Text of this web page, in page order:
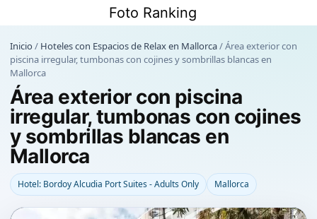
contenido
Foto Ranking
Inicio / Hoteles con Espacios de Relax en Mallorca/Área exterior con
piscina irregular, tumbonas con cojines y sombrillas blancas en
Mallorca
Área exterior con piscina
irregular, tumbonas con cojines
y sombrillas blancas en
Mallorca
Hotel: Bordoy Alcudia Port Suites - Adults Only Mallorca